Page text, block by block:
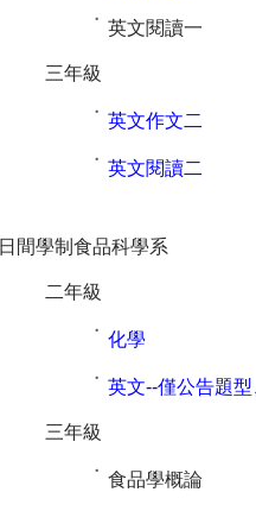
˙ 英文閱讀一
三年級
˙ 英文作文二
˙ 英文閱讀二
日間學制食品科學系
二年級
˙ 化學
˙ 英文--僅公告題
三年級
˙ 食品學概論